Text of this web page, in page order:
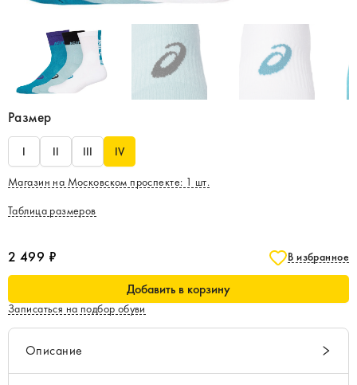
Размер
I II III IV
Магазин на Московском проспекте: 1 шт.
Таблица размеров
2 499 ₽ В избранное
Добавить в корзину
Записаться на подбор обуви
Описание